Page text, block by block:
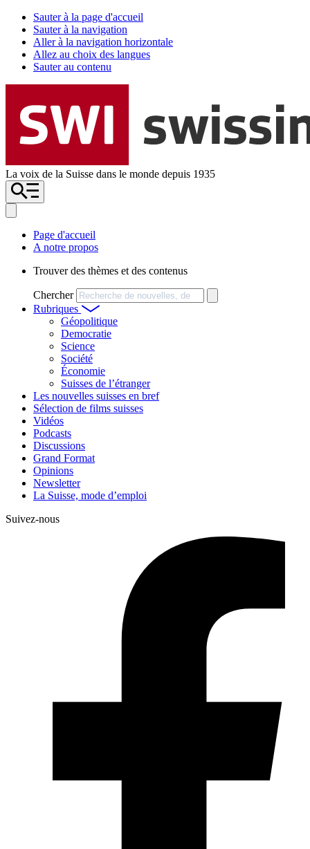
Sauter à la page d'accueil
Sauter à la navigation
Aller à la navigation horizontale
Allez au choix des langues
Sauter au contenu
La voix de la Suisse dans le monde depuis 1935
Page d'accueil
A notre propos
Trouver des thèmes et des contenus
Chercher
Rubriques
Géopolitique
Democratie
Science
Société
Économie
Suisses de l’étranger
Les nouvelles suisses en bref
Sélection de films suisses
Vidéos
Podcasts
Discussions
Grand Format
Opinions
Newsletter
La Suisse, mode d’emploi
Suivez-nous